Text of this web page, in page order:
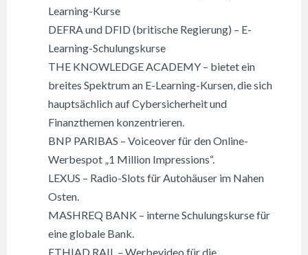
Learning-Kurse
DEFRA und DFID (britische Regierung) – E-
Learning-Schulungskurse
THE KNOWLEDGE ACADEMY – bietet ein
breites Spektrum an E-Learning-Kursen, die sich
hauptsächlich auf Cybersicherheit und
Finanzthemen konzentrieren.
BNP PARIBAS – Voiceover für den Online-
Werbespot „1 Million Impressions“.
LEXUS – Radio-Slots für Autohäuser im Nahen
Osten.
MASHREQ BANK – interne Schulungskurse für
eine globale Bank.
ETHIAD RAIL – Werbevideo für die